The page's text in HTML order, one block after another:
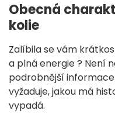
Obecná
kolie
Zalíbila se vám
a plná energie ? Není
podrobnější
vyžaduje, jakou má
vypadá.